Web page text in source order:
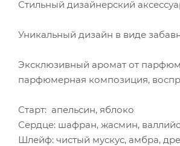
Стильный дизайнерский
Уникальный дизайн в виде
Эксклюзивный аромат от
парфюмерная композиция,
Старт: апельсин, яблоко
Сердце: шафран, жасмин,
Шлейф: чистый мускус, амбра,